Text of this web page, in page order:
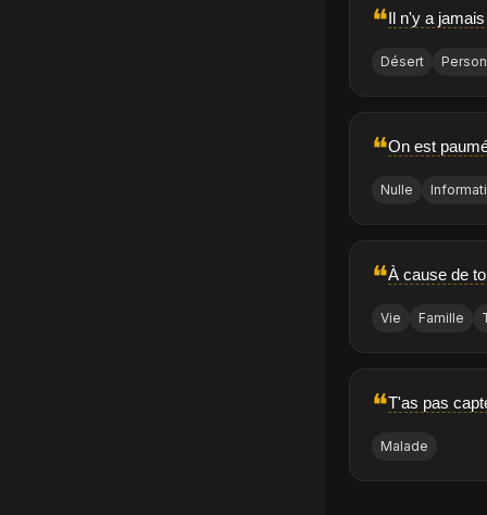
❝Il n'y a
Désert
❝On est
Nulle
❝À cause de
Vie Famille
❝T'as pas
Malade